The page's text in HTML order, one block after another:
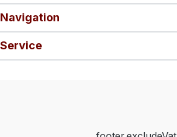
Navigation
Service